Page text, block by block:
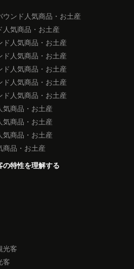
ンド人気商品・お土産
人気商品・お土産
ド人気商品・お土産
ド人気商品・お土産
ド人気商品・お土産
ド人気商品・お土産
人気商品・お土産
気商品・お土産
気商品・お土産
気商品・お土産
商品・お土産
の特性を理解する
光客
客